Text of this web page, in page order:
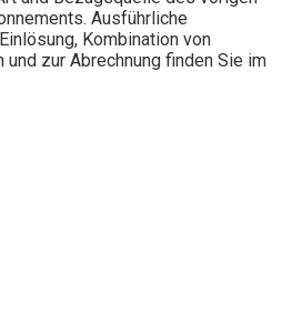
Ausführliche
Kombination von
zur Abrechnung finden Sie im